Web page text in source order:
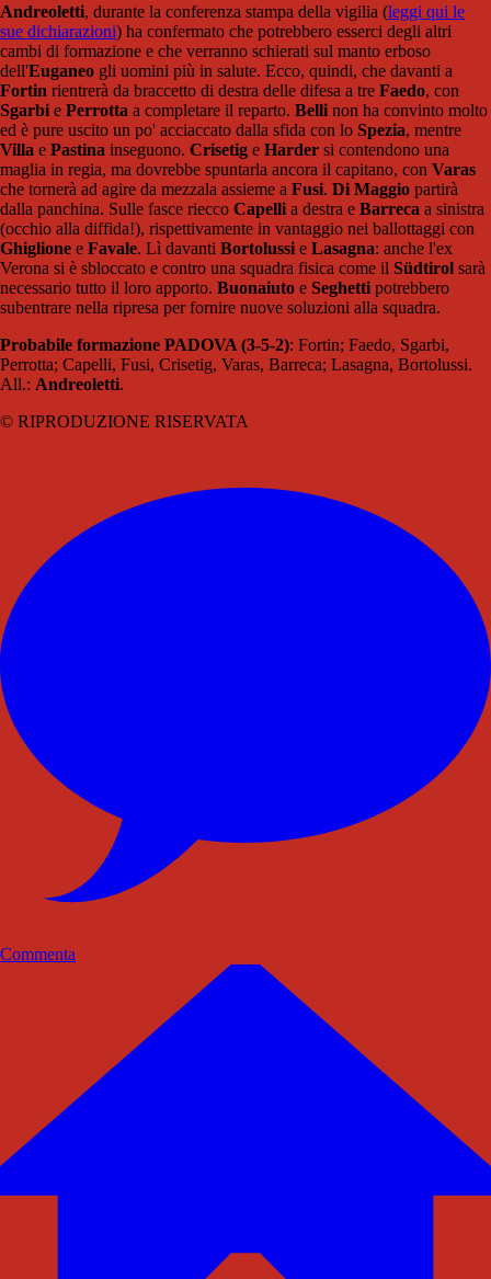
Andreoletti, durante la conferenza stampa della vigilia (leggi qui le
sue dichiarazioni) ha confermato che potrebbero esserci degli altri
cambi di formazione e che verranno schierati sul manto erboso
dell'Euganeo gli uomini più in salute. Ecco, quindi, che davanti a
Fortin rientrerà da braccetto di destra delle difesa a tre Faedo, con
Sgarbi e Perrotta a completare il reparto. Belli non ha convinto molto
ed è pure uscito un po' acciaccato dalla sfida con lo Spezia, mentre
Villa e Pastina inseguono. Crisetig e Harder si contendono una
maglia in regia, ma dovrebbe spuntarla ancora il capitano, con Varas
che tornerà ad agire da mezzala assieme a Fusi. Di Maggio partirà
dalla panchina. Sulle fasce riecco Capelli a destra e Barreca a sinistra
(occhio alla diffida!), rispettivamente in vantaggio nei ballottaggi con
Ghiglione e Favale. Lì davanti Bortolussi e Lasagna: anche l'ex
Verona si è sbloccato e contro una squadra fisica come il Südtirol sarà
necessario tutto il loro apporto. Buonaiuto e Seghetti potrebbero
subentrare nella ripresa per fornire nuove soluzioni alla squadra.
Probabile formazione PADOVA (3-5-2): Fortin; Faedo, Sgarbi,
Perrotta; Capelli, Fusi, Crisetig, Varas, Barreca; Lasagna, Bortolussi.
All.: Andreoletti.
© RIPRODUZIONE RISERVATA
Commenta